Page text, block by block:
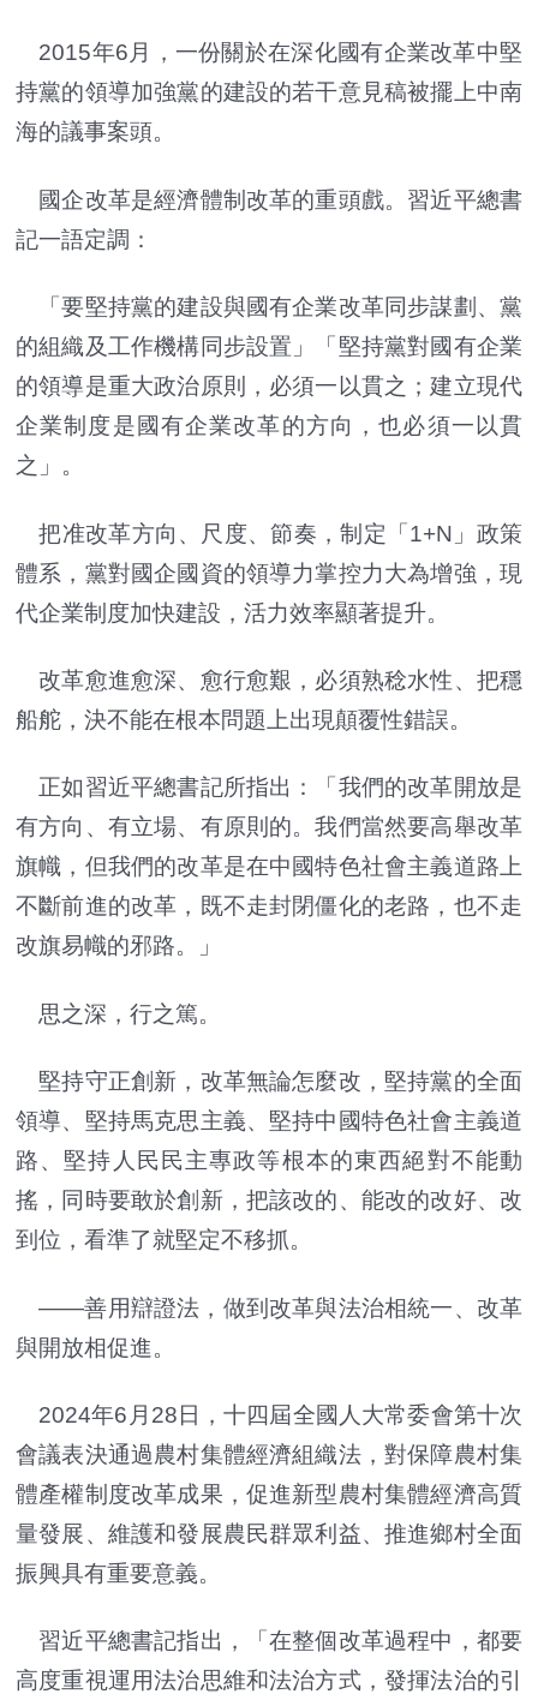
2015年6月，一份關於在深化國有企業改革中堅
持黨的領導加強黨的建設的若干意見稿被擺上中南
海的議事案頭。
國企改革是經濟體制改革的重頭戲。習近平總書
記一語定調：
「要堅持黨的建設與國有企業改革同步謀劃、黨
的組織及工作機構同步設置」「堅持黨對國有企業
的領導是重大政治原則，必須一以貫之；建立現代
企業制度是國有企業改革的方向，也必須一以貫
之」。
把准改革方向、尺度、節奏，制定「1+N」政策
體系，黨對國企國資的領導力掌控力大為增強，現
代企業制度加快建設，活力效率顯著提升。
改革愈進愈深、愈行愈艱，必須熟稔水性、把穩
船舵，決不能在根本問題上出現顛覆性錯誤。
正如習近平總書記所指出：「我們的改革開放是
有方向、有立場、有原則的。我們當然要高舉改革
旗幟，但我們的改革是在中國特色社會主義道路上
不斷前進的改革，既不走封閉僵化的老路，也不走
改旗易幟的邪路。」
思之深，行之篤。
堅持守正創新，改革無論怎麼改，堅持黨的全面
領導、堅持馬克思主義、堅持中國特色社會主義道
路、堅持人民民主專政等根本的東西絕對不能動
搖，同時要敢於創新，把該改的、能改的改好、改
到位，看準了就堅定不移抓。
——善用辯證法，做到改革與法治相統一、改革
與開放相促進。
2024年6月28日，十四屆全國人大常委會第十次
會議表決通過農村集體經濟組織法，對保障農村集
體產權制度改革成果，促進新型農村集體經濟高質
量發展、維護和發展農民群眾利益、推進鄉村全面
振興具有重要意義。
習近平總書記指出，「在整個改革過程中，都要
高度重視運用法治思維和法治方式，發揮法治的引